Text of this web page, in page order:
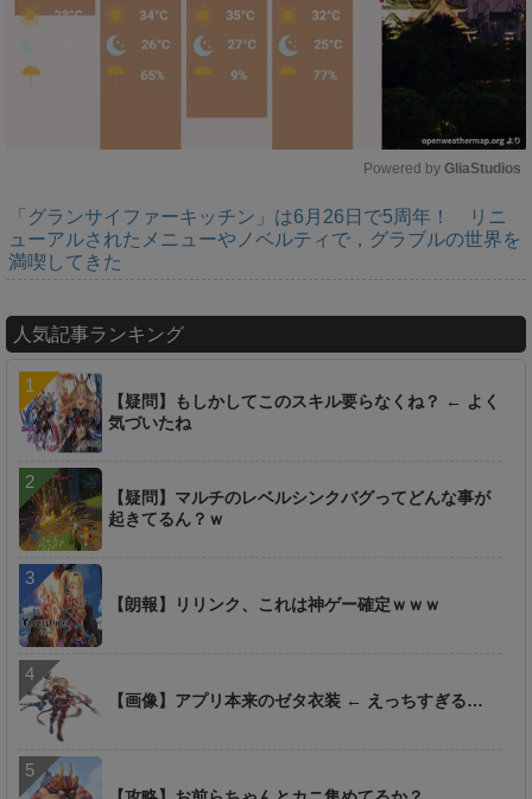
M
u
Powered by GliaStudios
「グランサイファーキッチン」は6月26日で5周年！ リニ
ューアルされたメニューやノベルティで，グラブルの世界を
満喫してきた
人気記事ランキング
【疑問】もしかしてこのスキル要らなくね？ ← よく
気づいたね
【疑問】マルチのレベルシンクバグってどんな事が
起きてるん？ｗ
【朗報】リリンク、これは神ゲー確定ｗｗｗ
【画像】アプリ本来のゼタ衣装 ← えっちすぎる…